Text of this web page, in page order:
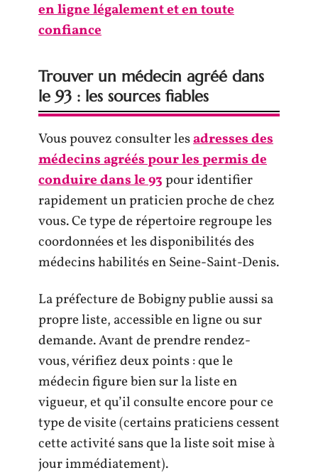
en ligne légalement et en toute
confiance
Trouver un médecin agréé dans
le 93 : les sources fiables
Vous pouvez consulter lesadresses des
médecins agréés pour les permis de
conduire dans le 93pour identifier
rapidement un praticien proche de chez
vous. Ce type de répertoire regroupe les
coordonnées et les disponibilités des
médecins habilités en Seine-Saint-Denis.
La préfecture de Bobigny publie aussi sa
propre liste, accessible en ligne ou sur
demande. Avant de prendre rendez-
vous, vérifiez deux points : que le
médecin figure bien sur la liste en
vigueur, et qu’il consulte encore pour ce
type de visite (certains praticiens cessent
cette activité sans que la liste soit mise à
jour immédiatement).